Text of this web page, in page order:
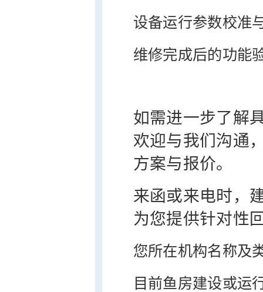
设备运行参数校准
维修完成后的功能
如需进一步了解
欢迎与我们沟通
方案与报价。
来函或来电时，
为您提供针对性
您所在机构名称及
目前鱼房建设或运